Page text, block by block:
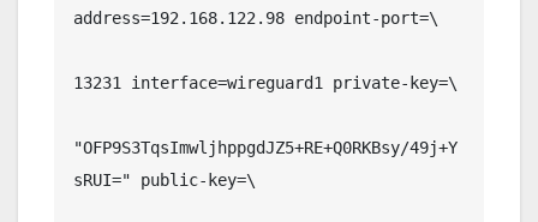
address=192.168.122.98 endpoint-port=\
13231 interface=wireguard1 private-key=\
"OFP9S3TqsImwljhppgdJZ5+RE+Q0RKBsy/49j+Y
sRUI=" public-key=\